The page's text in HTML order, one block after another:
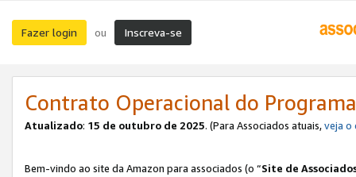
Fazer login ou Inscreva-se
Contrato Operacional do
Atualizado: 15 de outubro de 2025. (Para Associados atuais,veja o
Bem-vindo ao site da Amazon para associados (o “Site de